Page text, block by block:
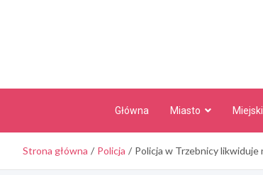
Główna Miasto
Strona główna Policja Policja w Trzebnicy